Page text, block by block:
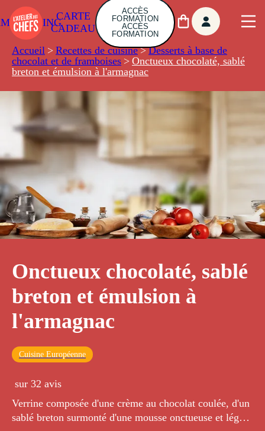
CARTE
CADEAU
ACCÈS
FORMATION
ACCÈS
FORMATION
Accueil > Recettes de cuisine > Desserts à base de
chocolat et de framboises > Onctueux chocolaté, sablé
breton et émulsion à l'armagnac
Onctueux chocolaté, sablé
breton et émulsion à
l'armagnac
Cuisine Européenne
sur 32 avis
Verrine composée d'une crème au chocolat coulée, d'un
sablé breton surmonté d'une mousse onctueuse et légère